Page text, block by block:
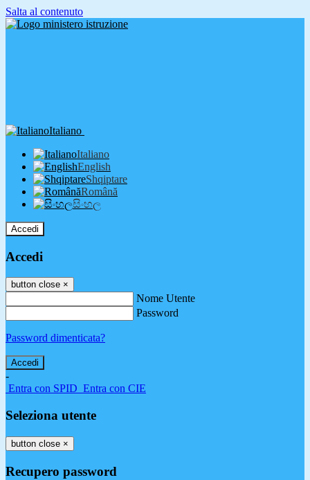
Salta al contenuto
Italiano
Italiano
English
Shqiptare
Română
සිංහල
Accedi
Accedi
button close ×
Nome Utente
Password
Password dimenticata?
-
Entra con SPID Entra con CIE
Seleziona utente
button close ×
Recupero password